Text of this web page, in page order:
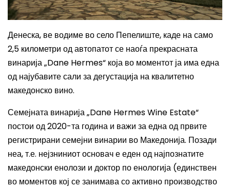
Денеска, ве водиме во село Пепелиште, каде на само
2,5 километри од автопатот се наоѓа прекрасната
винарија „Dane Hermes“ која во моментот ја има една
од најубавите сали за дегустација на квалитетно
македонско вино.
Семејната винарија„Dane Hermes Wine Estate“
постои од 2020-та година и важи заедна од првите
регистрирани семејни винарии во Македонија. Позади
неа, т.е. нејзниниот основач е еден од најпознатите
македонски енолози и доктор по енологија (единствен
во моментов кој се занимава со активно производство